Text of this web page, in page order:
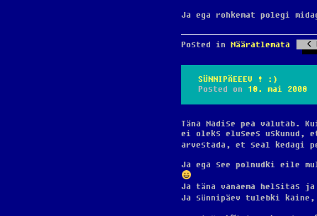
Ja ega rohkemat polegi
Posted in Määratlemata
SÜNNIPÄEEEV ! :)
Posted on 18. mai 2008
Täna Madise pea valutab.
ei oleks elusees uskunud,
arvestada, et seal kedagi
Ja ega see polnudki eile
Ja täna vanaema helsitas
Ja sünnipäev tulebki